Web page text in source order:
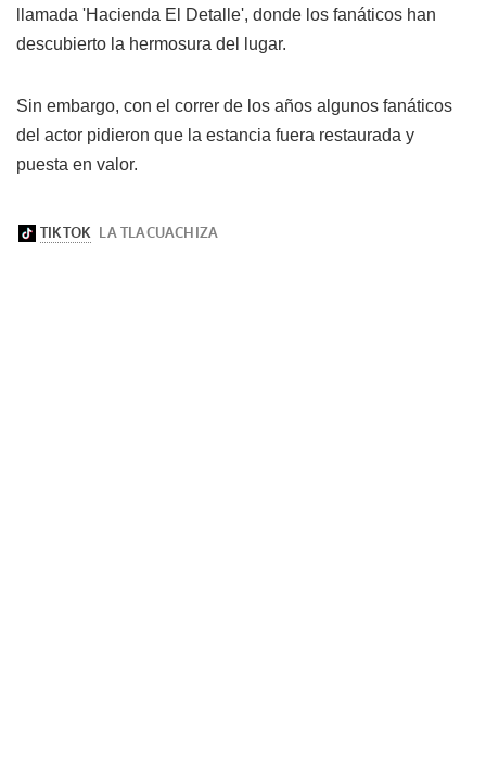
llamada 'Hacienda El Detalle', donde los fanáticos han
descubierto la hermosura del lugar.
Sin embargo, con el correr de los años algunos fanáticos
del actor pidieron que la estancia fuera restaurada y
puesta en valor.